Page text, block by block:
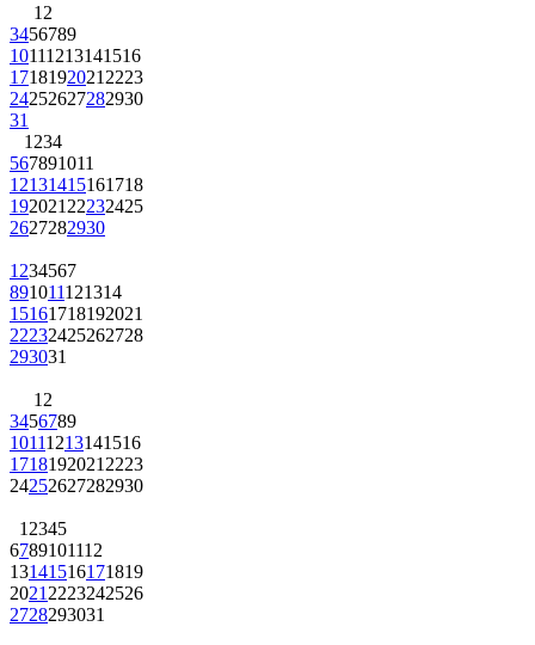
1 2
3456789
10111213141516
1718192021 2223
24252627282930
31
1 234
567891011
12131415161718
192021 22232425
2627282930
1 234567
891011121314
15161718192021
22232425262728
293031
1 2
3456789
10111213141516
1718192021 2223
24252627282930
1 2345
6789101112
13141516171819
2021 2223242526
2728293031